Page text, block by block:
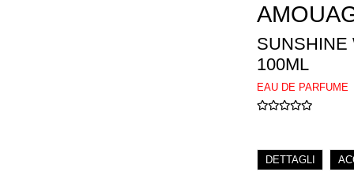
SUNSHINE
100ML
EAU DE PARFUME
DETTAGLI